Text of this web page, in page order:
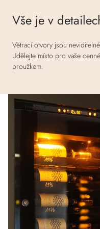
Vše je v
Větrací otvory jsou
Udělejte místo pro vaše
proužkem.